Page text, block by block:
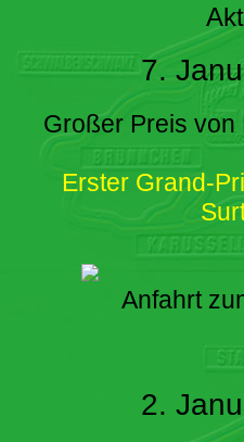
7.
Großer Preis
Erster Grand-
Anfahrt
2.